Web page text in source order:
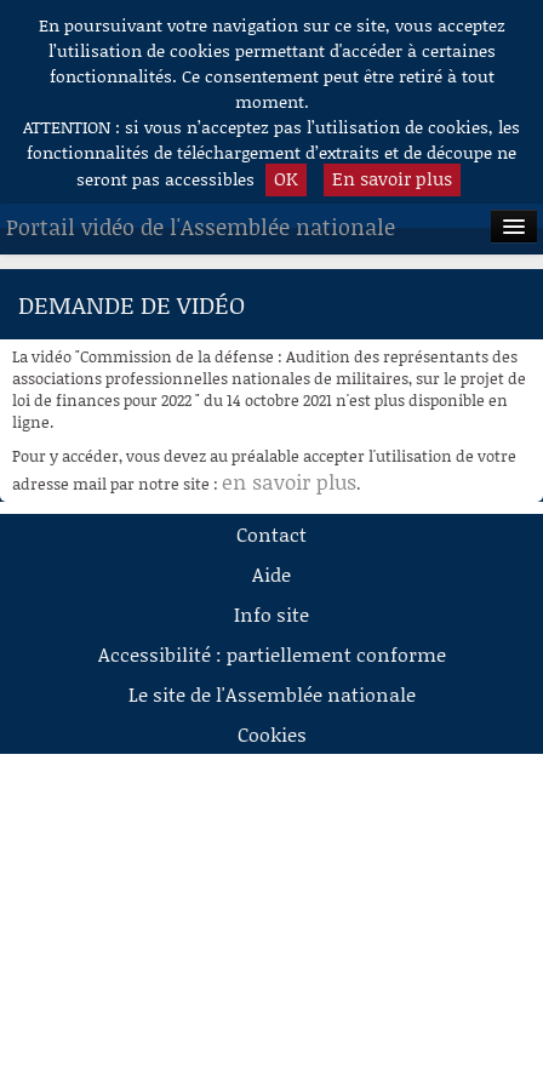
Aller au contenu
En poursuivant votre navigation sur ce site, vous acceptez
l’utilisation de cookies permettant d'accéder à certaines
fonctionnalités. Ce consentement peut être retiré à tout
moment.
ATTENTION : si vous n’acceptez pas l’utilisation de cookies, les
fonctionnalités de téléchargement d’extraits et de découpe ne
seront pas accessibles
OK En savoir plus
Portail vidéo de l'Assemblée nationale
ACCUEIL
À LA DEMANDE
RECHERCHE
AIDE À LA DÉCOUPE
DE VIDÉOS
DEMANDE DE VIDÉO
La vidéo "Commission de la défense : Audition des représentants des
associations professionnelles nationales de militaires, sur le projet de
loi de finances pour 2022 " du 14 octobre 2021 n'est plus disponible en
ligne.
Pour y accéder, vous devez au préalable accepter l'utilisation de votre
adresse mail par notre site : en savoir plus.
Contact
Aide
Info site
Accessibilité : partiellement conforme
Le site de l'Assemblée nationale
Cookies